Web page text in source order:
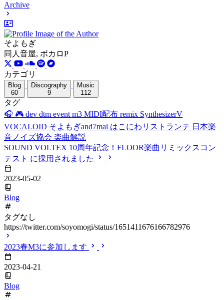
Archive
そよもぎ
同人音屋, ボカロP
カテゴリ
Blog
60
Discography
9
Music
112
タグ
🎧 🎮 dev dtm event m3 MIDI配布 remix SynthesizerV
VOCALOID そよもぎand7mai はこにわリストランテ 日本楽
音ノイズ協会 楽曲解説
SOUND VOLTEX 10周年記念！FLOOR楽曲リミックスコン
テスト に採用されました
2023-05-02
Blog
タグなし
https://twitter.com/soyomogi/status/1651411676166782976
2023春M3に参加します
2023-04-21
Blog